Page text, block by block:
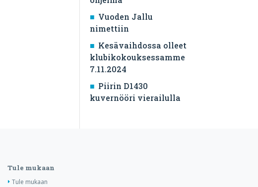
Vuoden Jallu
nimettiin
Kesävaihdossa olleet
klubikokouksessamme
7.11.2024
Piirin D1430
kuvernööri vierailulla
Tule mukaan
Tule mukaan